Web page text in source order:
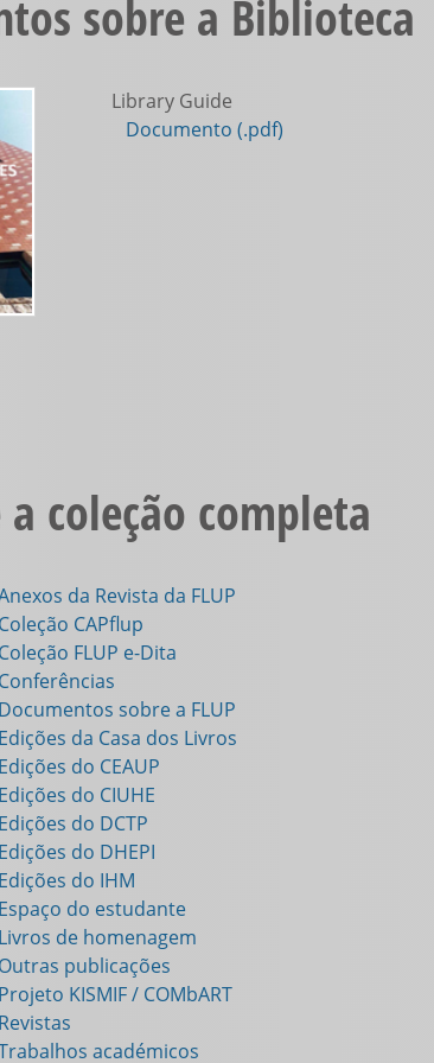
sobre a
Library Guide
Documento (.pdf)
coleção completa
da Revista da FLUP
Coleção CAPflup
Coleção FLUP e-Dita
Conferências
Documentos sobre a FLUP
Edições da Casa dos Livros
Edições do CEAUP
Edições do CIUHE
Edições do DCTP
Edições do DHEPI
Edições do IHM
Espaço do estudante
Livros de homenagem
Outras publicações
Projeto KISMIF / COMbART
Revistas
académicos